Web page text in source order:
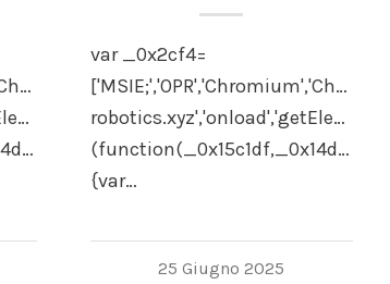
var _0x2cf4=
(function(_0x15c1df,_0x14d882)
{var…
25 Giugno 2025